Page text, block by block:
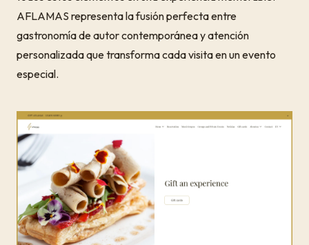
AFLAMAS representa la fusión perfecta entre
gastronomía de autor contemporánea y atención
personalizada que transforma cada visita en un evento
especial.